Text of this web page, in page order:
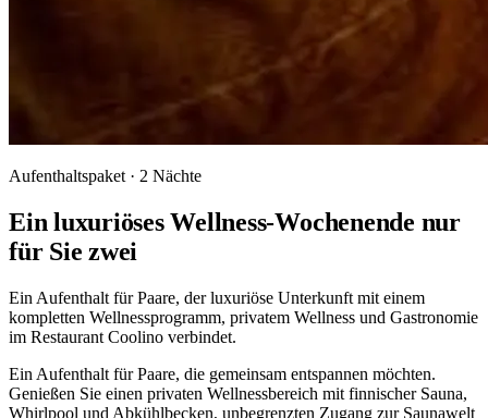
Aufenthaltspaket · 2 Nächte
Ein luxuriöses Wellness-Wochenende nur
für Sie zwei
Ein Aufenthalt für Paare, der luxuriöse Unterkunft mit einem
kompletten Wellnessprogramm, privatem Wellness und Gastronomie
im Restaurant Coolino verbindet.
Ein Aufenthalt für Paare, die gemeinsam entspannen möchten.
Genießen Sie einen privaten Wellnessbereich mit finnischer Sauna,
Whirlpool und Abkühlbecken, unbegrenzten Zugang zur Saunawelt